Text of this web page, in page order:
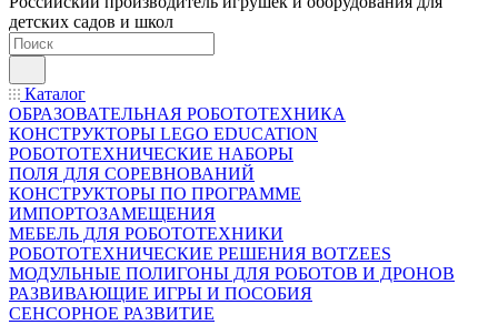
детских садов и школ
Каталог
ОБРАЗОВАТЕЛЬНАЯ РОБОТОТЕХНИКА
КОНСТРУКТОРЫ LEGO EDUCATION
РОБОТОТЕХНИЧЕСКИЕ НАБОРЫ
ПОЛЯ ДЛЯ СОРЕВНОВАНИЙ
КОНСТРУКТОРЫ ПО ПРОГРАММЕ
ИМПОРТОЗАМЕЩЕНИЯ
МЕБЕЛЬ ДЛЯ РОБОТОТЕХНИКИ
РОБОТОТЕХНИЧЕСКИЕ РЕШЕНИЯ BOTZEES
МОДУЛЬНЫЕ ПОЛИГОНЫ ДЛЯ РОБОТОВ И ДРОНОВ
РАЗВИВАЮЩИЕ ИГРЫ И ПОСОБИЯ
СЕНСОРНОЕ РАЗВИТИЕ